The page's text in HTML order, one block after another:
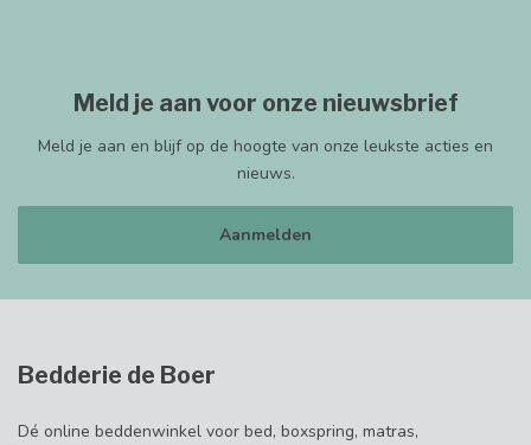
Meld je aan voor onze nieuwsbrief
Meld je aan en blijf op de hoogte van onze leukste acties en
nieuws.
Aanmelden
Bedderie de Boer
Dé online beddenwinkel voor bed, boxspring, matras,